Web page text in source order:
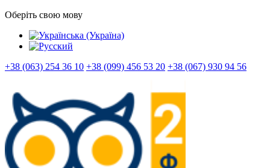
Оберіть свою мову
+38 (063) 254 36 10 +38 (099) 456 53 20 +38 (067) 930 94 56